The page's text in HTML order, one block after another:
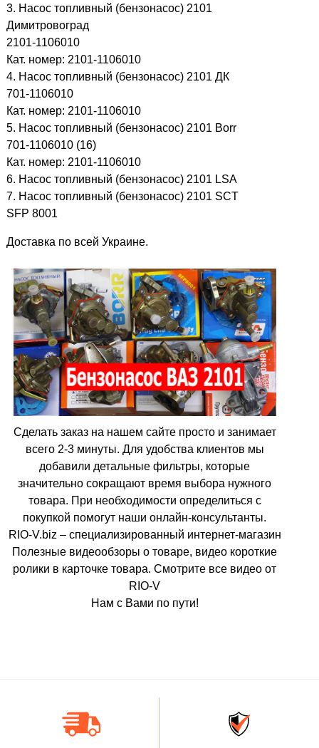
3. Насос топливный (бензонасос) 2101
Димитровоград
2101-1106010
Кат. номер: 2101-1106010
4. Насос топливный (бензонасос) 2101 ДК
701-1106010
Кат. номер: 2101-1106010
5. Насос топливный (бензонасос) 2101 Borr
701-1106010 (16)
Кат. номер: 2101-1106010
6. Насос топливный (бензонасос) 2101 LSA
7. Насос топливный (бензонасос) 2101 SCT
SFP 8001
Доставка по всей Украине.
Сделать заказ на нашем сайте просто и занимает
всего 2-3 минуты. Для удобства клиентов мы
добавили детальные фильтры, которые
значительно сокращают время выбора нужного
товара. При необходимости определиться с
покупкой помогут наши онлайн-консультанты.
RIO-V.biz – специализированный интернет-магазин
Полезные видеообзоры о товаре, видео короткие
ролики в карточке товара. Смотрите все видео от
RIO-V
Нам с Вами по пути!